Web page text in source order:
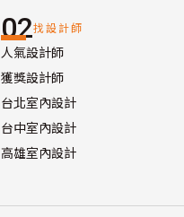
02找設計師
人氣設計師
獲獎設計師
台北室內設計
台中室內設計
高雄室內設計